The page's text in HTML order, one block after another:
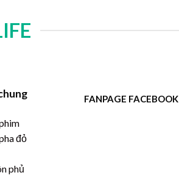
đỏ
phủ
FANPAGE FACEBOOK